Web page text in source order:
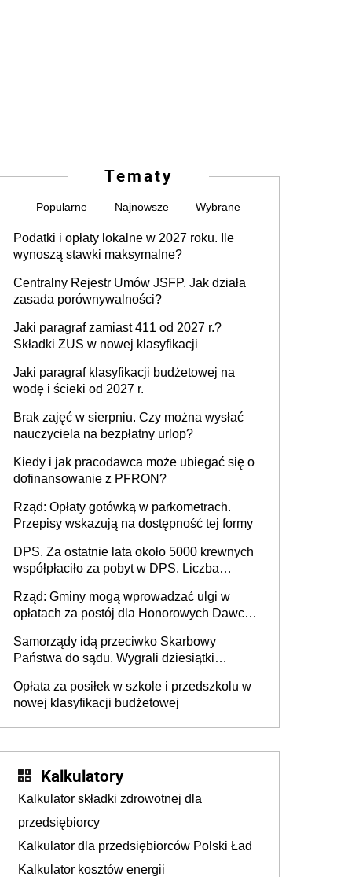
Tematy
Popularne Najnowsze Wybrane
Podatki i opłaty lokalne w 2027 roku. Ile
wynoszą stawki maksymalne?
Centralny Rejestr Umów JSFP. Jak działa
zasada porównywalności?
Jaki paragraf zamiast 411 od 2027 r.?
Składki ZUS w nowej klasyfikacji
Jaki paragraf klasyfikacji budżetowej na
wodę i ścieki od 2027 r.
Brak zajęć w sierpniu. Czy można wysłać
nauczyciela na bezpłatny urlop?
Kiedy i jak pracodawca może ubiegać się o
dofinansowanie z PFRON?
Rząd: Opłaty gotówką w parkometrach.
Przepisy wskazują na dostępność tej formy
DPS. Za ostatnie lata około 5000 krewnych
współpłaciło za pobyt w DPS. Liczba
Rząd: Gminy mogą wprowadzać ulgi w
opłatach za postój dla Honorowych Dawców
Samorządy idą przeciwko Skarbowy
Państwa do sądu. Wygrali dziesiątki
Opłata za posiłek w szkole i przedszkolu w
nowej klasyfikacji budżetowej
Kalkulatory
Kalkulator składki zdrowotnej dla
przedsiębiorcy
Kalkulator dla przedsiębiorców Polski Ład
Kalkulator kosztów energii